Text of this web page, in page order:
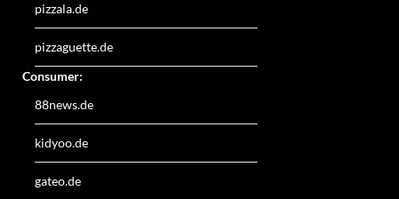
pizzala.de
pizzaguette.de
Consumer:
88news.de
kidyoo.de
gateo.de